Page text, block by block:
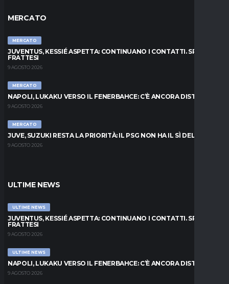
MERCATO
MERCATO
JUVENTUS, KESSIÉ ASPETTA: CONTINUANO I CONTATTI. SPUNTA
FRATTESI
9 AGOSTO 2026
MERCATO
NAPOLI, LUKAKU VERSO IL FENERBAHCE: C’È ANCORA DISTANZA
9 AGOSTO 2026
MERCATO
JUVE, SUZUKI RESTA LA PRIORITÀ: IL PSG NON HA IL SÌ DEL PARMA
9 AGOSTO 2026
ULTIME NEWS
ULTIME NEWS
JUVENTUS, KESSIÉ ASPETTA: CONTINUANO I CONTATTI. SPUNTA
FRATTESI
9 AGOSTO 2026
ULTIME NEWS
NAPOLI, LUKAKU VERSO IL FENERBAHCE: C’È ANCORA DISTANZA
9 AGOSTO 2026